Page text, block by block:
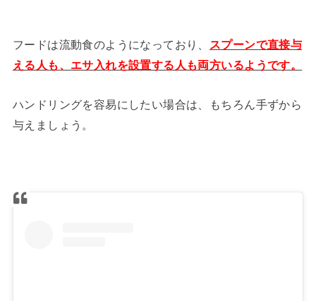
フードは流動食のようになっており、
スプーンで直接与
える人も、エサ入れを設置する人も両方いるようです。
ハンドリングを容易にしたい場合は、もちろん手ずから
与えましょう。